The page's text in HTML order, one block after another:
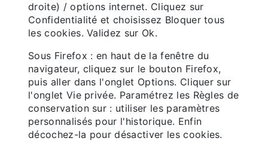
droite) / options internet. Cliquez sur
Confidentialité et choisissez Bloquer tous
les cookies. Validez sur Ok.
Sous Firefox : en haut de la fenêtre du
navigateur, cliquez sur le bouton Firefox,
puis aller dans l'onglet Options. Cliquer sur
l'onglet Vie privée. Paramétrez les Règles de
conservation sur : utiliser les paramètres
personnalisés pour l'historique. Enfin
décochez-la pour désactiver les cookies.